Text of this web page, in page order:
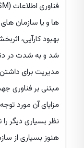
ها و یا سازمان
بهبود کارآیی،
شد و به شدت در
مدیریت برای
مبتنی بر فناوری
مزایای آن مورد
نظر بسیاری دیگر
هنوز بسیاری از